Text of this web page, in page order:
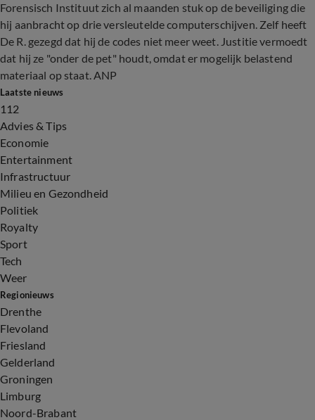
Forensisch Instituut zich al maanden stuk op de beveiliging die
hij aanbracht op drie versleutelde computerschijven. Zelf heeft
De R. gezegd dat hij de codes niet meer weet. Justitie vermoedt
dat hij ze "onder de pet" houdt, omdat er mogelijk belastend
materiaal op staat. ANP
Laatste nieuws
112
Advies & Tips
Economie
Entertainment
Infrastructuur
Milieu en Gezondheid
Politiek
Royalty
Sport
Tech
Weer
Regionieuws
Drenthe
Flevoland
Friesland
Gelderland
Groningen
Limburg
Noord-Brabant